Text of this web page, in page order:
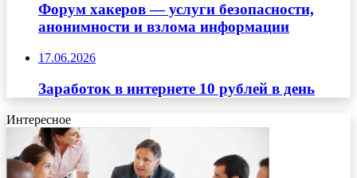
Форум хакеров — услуги безопасности,
анонимности и взлома информации
17.06.2026
Заработок в интернете 10 рублей в день
Интересное